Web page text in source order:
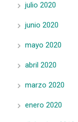
julio 2020
junio 2020
mayo 2020
abril 2020
marzo 2020
enero 2020